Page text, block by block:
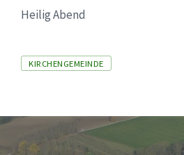
Heilig Abend
Tags
KIRCHENGEMEINDE